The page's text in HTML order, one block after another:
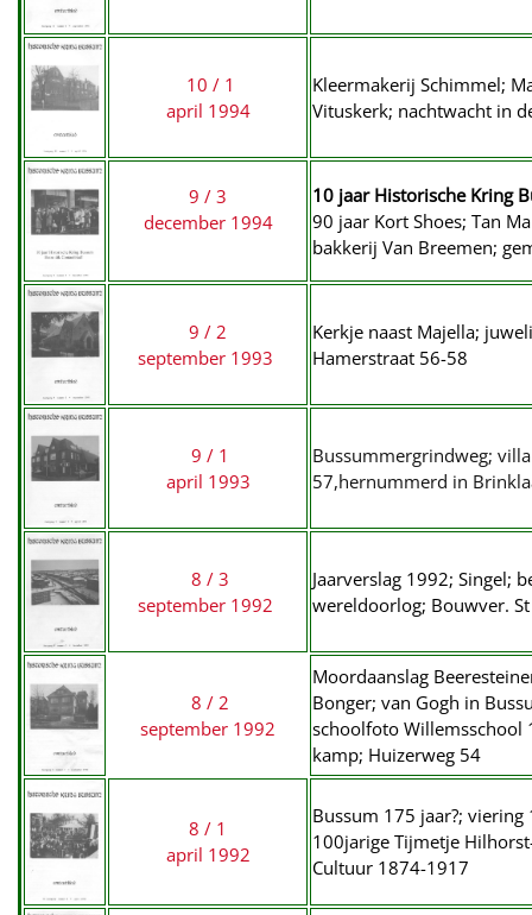
10 / 1
april 1994
Kleermakerij Schimmel;
Vituskerk; nachtwacht in
9 / 3
december 1994
10 jaar Historische Kring
90 jaar Kort Shoes; Tan
bakkerij Van Breemen;
9 / 2
september 1993
Kerkje naast Majella;
Hamerstraat 56-58
9 / 1
april 1993
Bussummergrindweg;
57,hernummerd in
8 / 3
september 1992
Jaarverslag 1992; Singel;
wereldoorlog; Bouwver.
8 / 2
september 1992
Moordaanslag
Bonger; van Gogh in
schoolfoto Willemsschool
kamp; Huizerweg 54
8 / 1
april 1992
Bussum 175 jaar?;
100jarige Tijmetje
Cultuur 1874-1917